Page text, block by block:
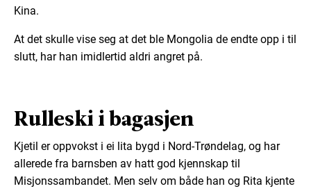
Kina.
At det skulle vise seg at det ble Mongolia de endte opp i til
slutt, har han imidlertid aldri angret på.
Rulleski i bagasjen
Kjetil er oppvokst i ei lita bygd i Nord-Trøndelag, og har
allerede fra barnsben av hatt god kjennskap til
Misjonssambandet. Men selv om både han og Rita kjente